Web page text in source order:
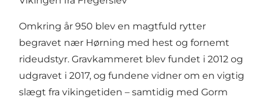
Omkring år 950 blev en magtfuld rytter
begravet nær Hørning med hest og fornemt
rideudstyr. Gravkammeret blev fundet i 2012 og
udgravet i 2017, og fundene vidner om en vigtig
slægt fra vikingetiden – samtidig med Gorm